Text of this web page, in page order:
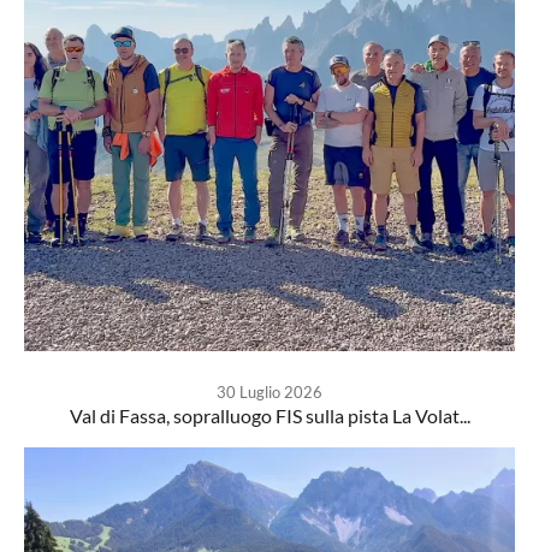
30 Luglio 2026
Val di Fassa, sopralluogo FIS sulla pista La Volat...